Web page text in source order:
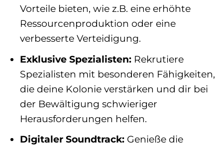
Vorteile bieten, wie z.B. eine erhöhte
Ressourcenproduktion oder eine
verbesserte Verteidigung.
Exklusive Spezialisten:Rekrutiere
Spezialisten mit besonderen Fähigkeiten,
die deine Kolonie verstärken und dir bei
der Bewältigung schwieriger
Herausforderungen helfen.
Digitaler Soundtrack:Genieße die